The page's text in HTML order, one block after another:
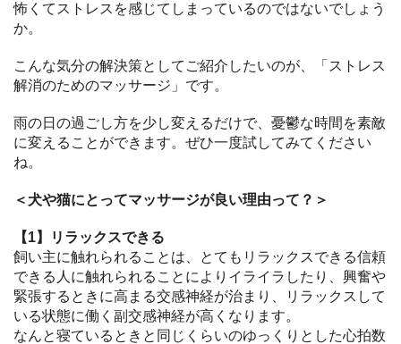
怖くてストレスを感じてしまっているのではないでしょう
か。
こんな気分の解決策としてご紹介したいのが、「ストレス
解消のためのマッサージ」です。
雨の日の過ごし方を少し変えるだけで、憂鬱な時間を素敵
に変えることができます。ぜひ一度試してみてください
ね。
＜犬や猫にとってマッサージが良い理由って？＞
【1】リラックスできる
飼い主に触れられることは、とてもリラックスできる信頼
できる人に触れられることによりイライラしたり、興奮や
緊張するときに高まる交感神経が治まり、リラックスして
いる状態に働く副交感神経が高くなります。
なんと寝ているときと同じくらいのゆっくりとした心拍数